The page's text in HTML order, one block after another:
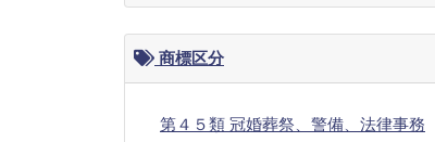
商標区分
第４５類 冠婚葬祭、警備、法律事務